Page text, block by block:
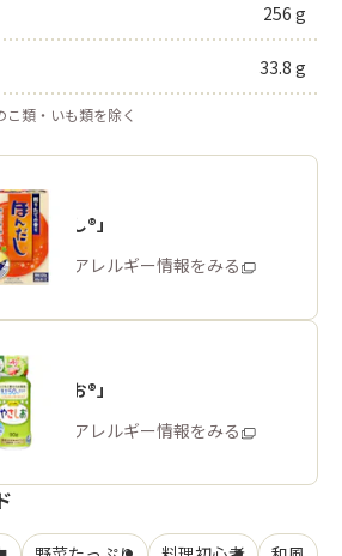
256 g
33.8 g
こ類・いも類を除く
「ほんだし®」
商品・アレルギー情報をみる
「やさしお®」
商品・アレルギー情報をみる